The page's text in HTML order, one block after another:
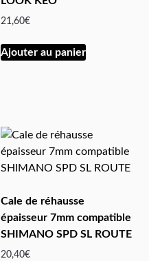
21,60€
Ajouter au panier
Cale de réhausse
épaisseur 7mm compatible
SHIMANO SPD SL ROUTE
20,40€